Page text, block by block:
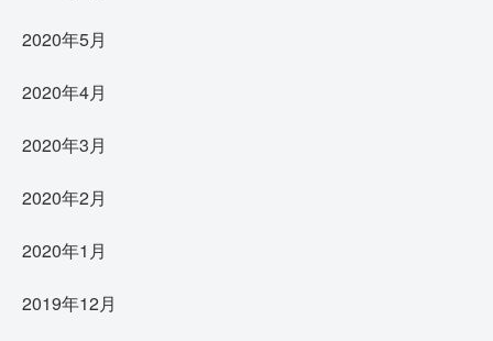
2020年5月
2020年4月
2020年3月
2020年2月
2020年1月
2019年12月